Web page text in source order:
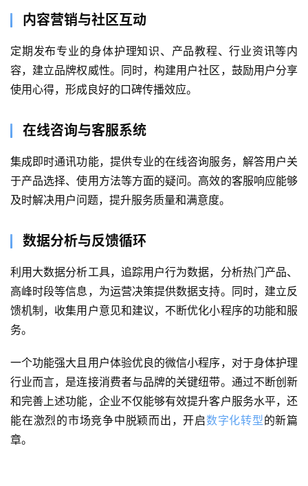
首
页
关
于
例
服
H
5
开
微
信
开
发
内容营销与社区互动
定期发布专业的身体护理知识、产品教程、行业资讯等内
容，建立品牌权威性。同时，构建用户社区，鼓励用户分享
使用心得，形成良好的口碑传播效应。
在线咨询与客服系统
集成即时通讯功能，提供专业的在线咨询服务，解答用户关
于产品选择、使用方法等方面的疑问。高效的客服响应能够
及时解决用户问题，提升服务质量和满意度。
数据分析与反馈循环
利用大数据分析工具，追踪用户行为数据，分析热门产品、
高峰时段等信息，为运营决策提供数据支持。同时，建立反
馈机制，收集用户意见和建议，不断优化小程序的功能和服
务。
一个功能强大且用户体验优良的微信小程序，对于身体护理
行业而言，是连接消费者与品牌的关键纽带。通过不断创新
和完善上述功能，企业不仅能够有效提升客户服务水平，还
能在激烈的市场竞争中脱颖而出，开启数字化转型的新篇
章。